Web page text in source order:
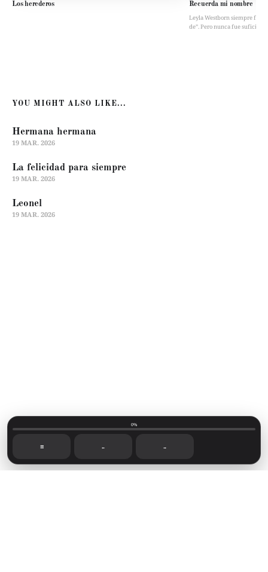
☰ ←
0%
→
Los herederos Recuerda mi nombre
Leyla Westborn siempre fue
de”. Pero nunca fue
YOU MIGHT ALSO LIKE...
Hermana hermana
19 MAR. 2026
La felicidad para siempre
19 MAR. 2026
Leonel
19 MAR. 2026